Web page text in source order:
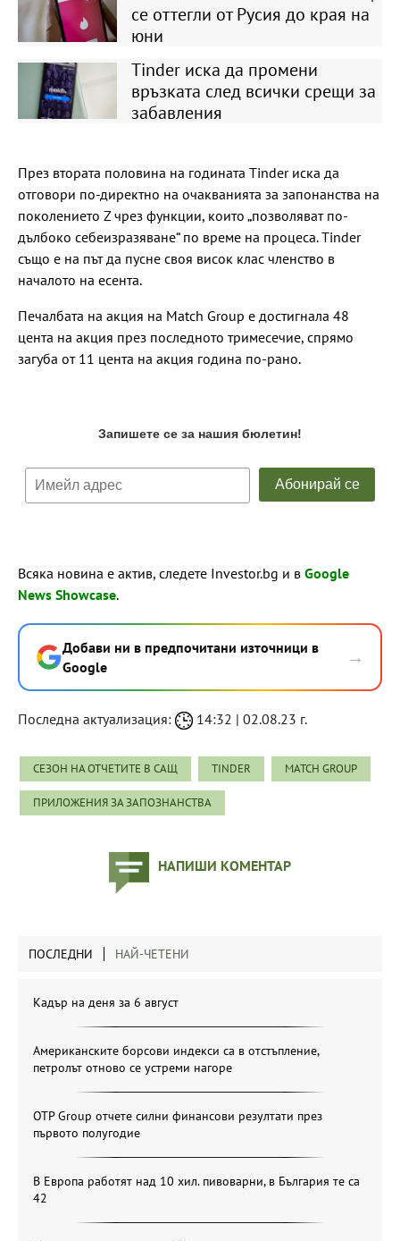
се оттегли от Русия до края на
юни
Tinder иска да промени
връзката след всички срещи за
забавления
През втората половина на годината Tinder иска да
отговори по-директно на очакванията за запонанства на
поколението Z чрез функции, които „позволяват по-
дълбоко себеизразяване“ по време на процеса. Tinder
също е на път да пусне своя висок клас членство в
началото на есента.
Печалбата на акция на Match Group е достигнала 48
цента на акция през последното тримесечие, спрямо
загуба от 11 цента на акция година по-рано.
Всяка новина е актив, следете Investor.bg и в Google
News Showcase.
Добави ни в предпочитани източници в
Google
→
Последна актуализация: 14:32 | 02.08.23 г.
СЕЗОН НА ОТЧЕТИТЕ В САЩ TINDER MATCH GROUP
ПРИЛОЖЕНИЯ ЗА ЗАПОЗНАНСТВА
НАПИШИ КОМЕНТАР
ПОСЛЕДНИ НАЙ-ЧЕТЕНИ
Кадър на деня за 6 август
Американските борсови индекси са в отстъпление,
петролът отново се устреми нагоре
OTP Group отчете силни финансови резултати през
първото полугодие
В Европа работят над 10 хил. пивоварни, в България те са
42